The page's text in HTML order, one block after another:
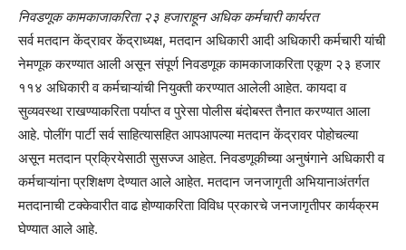
निवडणूक कामकाजाकरिता २३ हजाराहून अधिक कर्मचारी कार्यरत
सर्व मतदान केंद्रावर केंद्राध्यक्ष, मतदान अधिकारी आदी अधिकारी कर्मचारी यांची
नेमणूक करण्यात आली असून संपूर्ण निवडणूक कामकाजाकरिता एकूण २३ हजार
११४ अधिकारी व कर्मचाऱ्यांची नियुक्ती करण्यात आलेली आहेत. कायदा व
सुव्यवस्था राखण्याकरिता पर्याप्त व पुरेसा पोलीस बंदोबस्त तैनात करण्यात आला
आहे. पोलींग पार्टी सर्व साहित्यासहित आपआपल्या मतदान केंद्रावर पोहोचल्या
असून मतदान प्रक्रियेसाठी सुसज्ज आहेत. निवडणूकीच्या अनुषंगाने अधिकारी व
कर्मचाऱ्यांना प्रशिक्षण देण्यात आले आहेत. मतदान जनजागृती अभियानाअंतर्गत
मतदानाची टक्केवारीत वाढ होण्याकरिता विविध प्रकारचे जनजागृतीपर कार्यक्रम
घेण्यात आले आहे.